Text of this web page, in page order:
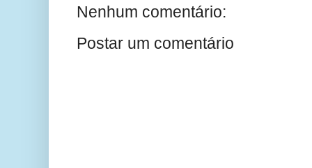
Nenhum comentário:
Postar um comentário